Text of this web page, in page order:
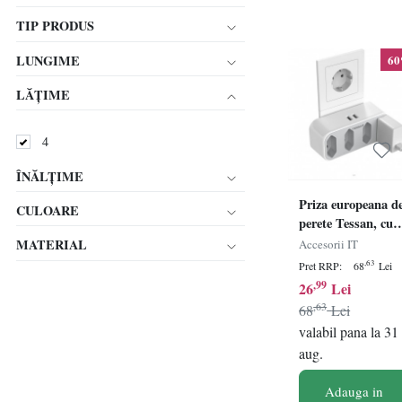
TIP PRODUS
LUNGIME
LĂȚIME
4
ÎNĂLȚIME
CULOARE
MATERIAL
Priza europeana
perete Tessan, cu
prize plate si 2
porturi USB, ABS,
alb, 12,3 x 5,5 x 7,8
cm
Accesorii IT
Pret RRP: 68,63 Lei
26,99 Lei
68,63 Lei
valabil pana la 31
aug.
Adauga in